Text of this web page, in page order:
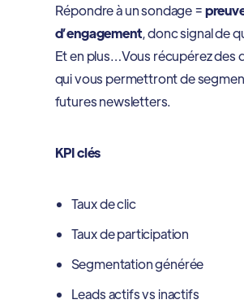
Répondre à un sondage =
d’engagement, donc signal de
Et en plus…Vous récupérez des
qui vous permettront de
futures newsletters.
KPI clés
Taux de clic
Taux de participation
Segmentation générée
Leads actifs vs inactifs